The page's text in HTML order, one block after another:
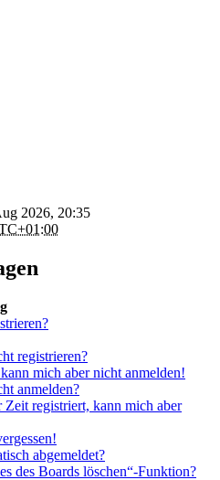
2026, 20:35
registrieren?
mich aber nicht anmelden!
anmelden?
registriert, kann mich aber
abgemeldet?
des Boards löschen“-Funktion?